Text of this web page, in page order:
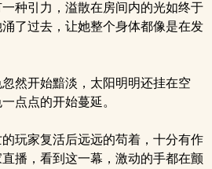
种引力，溢散在房间内的光如终于
了过去，让她整个身体都像是在发
然开始黯淡，太阳明明还挂在空
点点的开始蔓延。
玩家复活后远远的苟着，十分有作
播，看到这一幕，激动的手都在颤